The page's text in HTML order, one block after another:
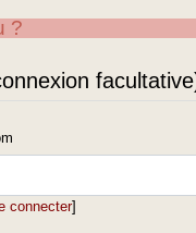
?
connecter]